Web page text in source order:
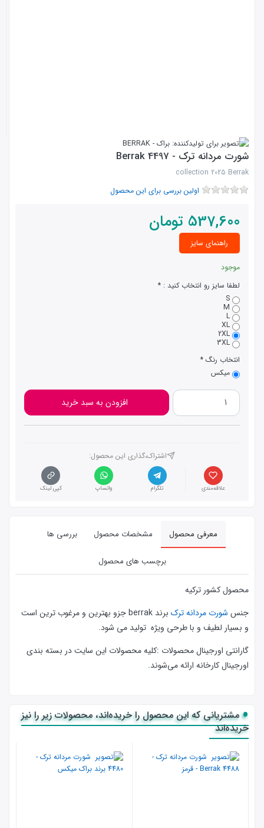
شورت مردانه ترک - 4497 Berrak
collection 2025 Berrak
اولین بررسی برای این محصول
537,600 تومان
راهنمای سایز
موجود
لطفا سایز رو انتخاب کنید :
S
M
L
XL
2XL
3XL
انتخاب رنگ
میکس
افزودن به سبد خرید
اشتراک،گذاری این محصول‌:
علاقه‌مندی تلگرام واتساپ کپی لینک
معرفی محصول مشخصات محصول بررسی ها
برچسب های محصول
محصول کشور ترکیه
جنس شورت مردانه ترک
برند berrak جزو بهترین و مرغوب ترین است
و بسیار لطیف و با طرحی ویژه تولید می شود.
گارانتی اورجینال محصولات :كليه محصولات این سایت در بسته بندی
اورجینال کارخانه ارائه‌‌ می‌شوند.
مشتریانی که این محصول را خریده‌اند، محصولات زیر را نیز
خریده‌اند